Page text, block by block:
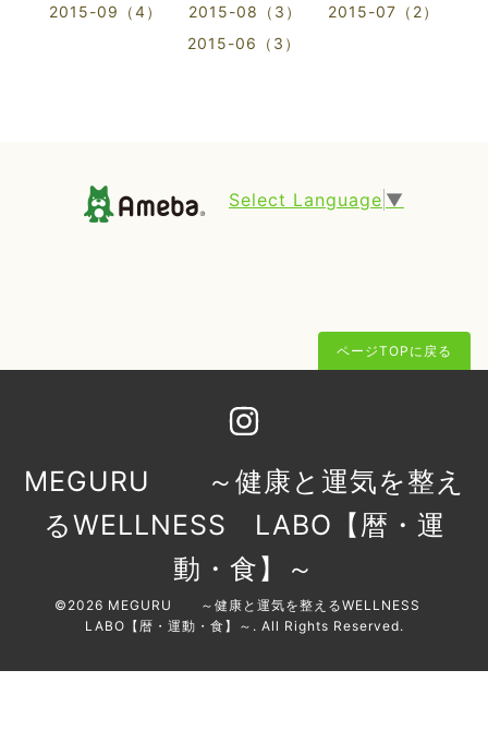
2015-09（4）
2015-08（3）
2015-07（2）
2015-06（3）
Select Language ▼
ページTOPに戻る
MEGURU ～健康と運気を整え
るWELLNESS LABO【暦・運
動・食】～
©2026 MEGURU ～健康と運気を整えるWELLNESS
LABO【暦・運動・食】～ . All Rights Reserved.